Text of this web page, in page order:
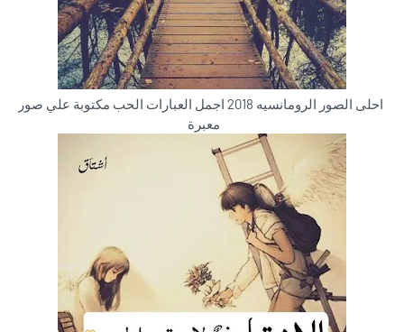
احلى الصور الرومانسيه 2018 اجمل العبارات الحب مكتوبة علي صور
معبرة